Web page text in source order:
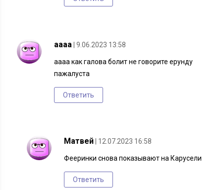
аааа | 9.06.2023 13:58
аааа как галова болит не говорите ерунду
пажалуста
Ответить
Матвей | 12.07.2023 16:58
Фееринки снова показывают на Карусели
Ответить